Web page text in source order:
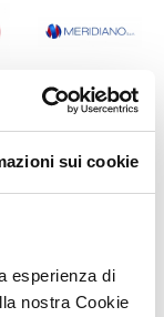
sui cookie
esperienza di
nostra Cookie